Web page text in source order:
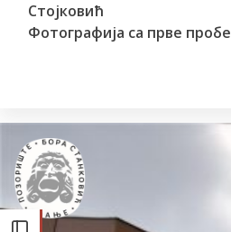
Стојковић
Фотографија са прве пробе